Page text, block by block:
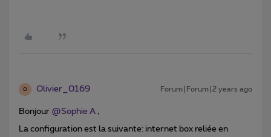
O Olivier_0169 Forum|Forum|2 years ago
Bonjour @Sophie A ,
La configuration est la suivante: internet box reliée en